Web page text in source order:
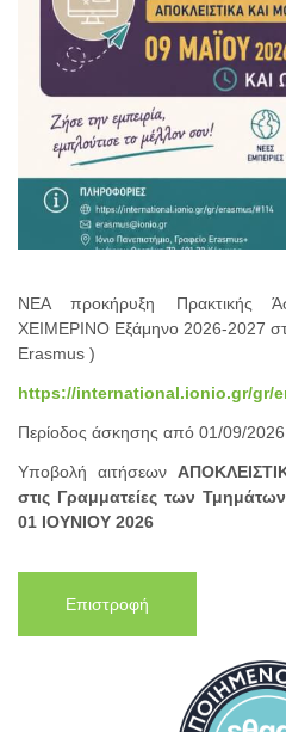
ΝΕΑ προκήρυξη Πρακτικής
ΧΕΙΜΕΡΙΝΟ Εξάμηνο 2026-2027
Erasmus )
https://international.ionio.gr/gr/
Περίοδος άσκησης από 01/09/
Υποβολή αιτήσεων
στις Γραμματείες των
01 ΙΟΥΝΙΟΥ 2026
Επιστροφή